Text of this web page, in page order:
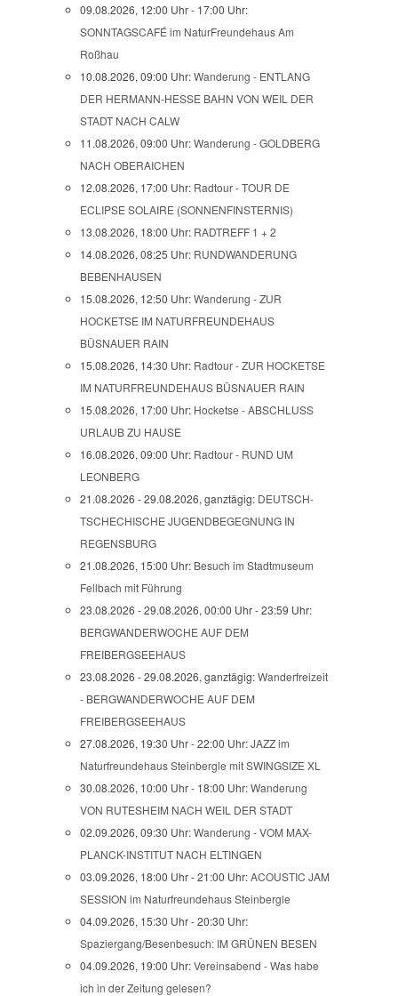
09.08.2026, 12:00 Uhr - 17:00 Uhr:
SONNTAGSCAFÉ im NaturFreundehaus Am
Roßhau
10.08.2026, 09:00 Uhr:Wanderung - ENTLANG
DER HERMANN-HESSE BAHN VON WEIL DER
STADT NACH CALW
11.08.2026, 09:00 Uhr:Wanderung - GOLDBERG
NACH OBERAICHEN
12.08.2026, 17:00 Uhr: Radtour - TOUR DE
ECLIPSE SOLAIRE (SONNENFINSTERNIS)
13.08.2026, 18:00 Uhr: RADTREFF 1 + 2
14.08.2026, 08:25 Uhr: RUNDWANDERUNG
BEBENHAUSEN
15.08.2026, 12:50 Uhr:Wanderung - ZUR
HOCKETSE IM NATURFREUNDEHAUS
BÜSNAUER RAIN
15.08.2026, 14:30 Uhr: Radtour - ZUR HOCKETSE
IM NATURFREUNDEHAUS BÜSNAUER RAIN
15.08.2026, 17:00 Uhr: Hocketse - ABSCHLUSS
URLAUB ZU HAUSE
16.08.2026, 09:00 Uhr: Radtour - RUND UM
LEONBERG
21.08.2026 - 29.08.2026, ganztägig: DEUTSCH-
TSCHECHISCHE JUGENDBEGEGNUNG IN
REGENSBURG
21.08.2026, 15:00 Uhr: Besuch im Stadtmuseum
Fellbach mit Führung
23.08.2026 - 29.08.2026, 00:00 Uhr - 23:59 Uhr:
BERGWANDERWOCHE AUF DEM
FREIBERGSEEHAUS
23.08.2026 - 29.08.2026, ganztägig:Wanderfreizeit
- BERGWANDERWOCHE AUF DEM
FREIBERGSEEHAUS
27.08.2026, 19:30 Uhr - 22:00 Uhr:JAZZ im
Naturfreundehaus Steinbergle mit SWINGSIZE XL
30.08.2026, 10:00 Uhr - 18:00 Uhr:Wanderung
VON RUTESHEIM NACH WEIL DER STADT
02.09.2026, 09:30 Uhr:Wanderung - VOM MAX-
PLANCK-INSTITUT NACH ELTINGEN
03.09.2026, 18:00 Uhr - 21:00 Uhr:ACOUSTIC JAM
SESSION im Naturfreundehaus Steinbergle
04.09.2026, 15:30 Uhr - 20:30 Uhr:
Spaziergang/Besenbesuch: IM GRÜNEN BESEN
04.09.2026, 19:00 Uhr:Vereinsabend - Was habe
ich in der Zeitung gelesen?